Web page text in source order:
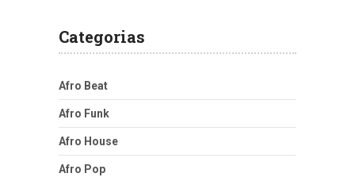
Categorias
Afro Beat
Afro Funk
Afro House
Afro Pop